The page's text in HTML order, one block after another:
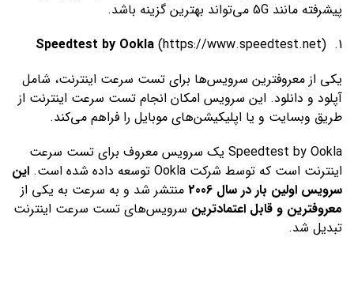
پیشرفته مانند 5G می‌تواند بهترین گزینه باشد.
1.
Speedtest by Ookla (https://www.speedtest.net)
یکی از معروفترین سرویس‌ها برای تست سرعت اینترنت، شامل
آپلود و دانلود. این سرویس امکان انجام تست سرعت اینترنت از
طریق وبسایت و یا اپلیکیشن‌های موبایل را فراهم می‌کند.
Speedtest by Ookla یک سرویس معروف برای تست سرعت
اینترنت است که توسط شرکت Ookla توسعه داده شده است.
این
سرویس اولین بار در سال 2006
منتشر شد و به سرعت به یکی از
معروفترین و قابل اعتمادترین سرویس‌های تست سرعت اینترنت
تبدیل شد.